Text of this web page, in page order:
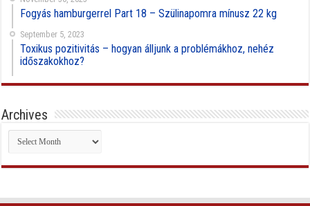
Fogyás hamburgerrel Part 18 – Szülinapomra mínusz 22 kg
September 5, 2023
Toxikus pozitivitás – hogyan álljunk a problémákhoz, nehéz
időszakokhoz?
Archives
Archives